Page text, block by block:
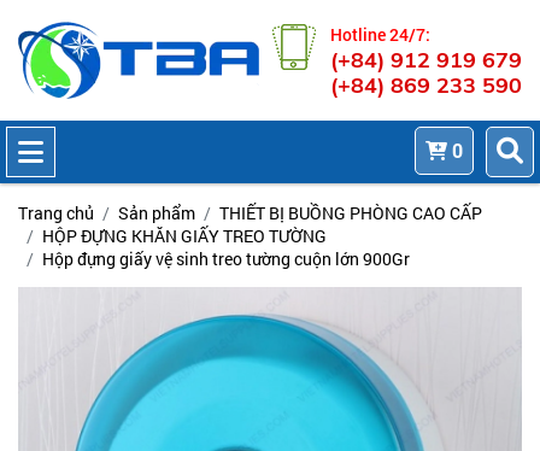
Hotline 24/7:
(+84) 912 919 679
(+84) 869 233 590
0
Trang chủ Sản phẩm
THIẾT BỊ BUỒNG PHÒNG CAO CẤP
HỘP ĐỰNG KHĂN GIẤY TREO TƯỜNG
Hộp đựng giấy vệ sinh treo tường cuộn lớn 900Gr